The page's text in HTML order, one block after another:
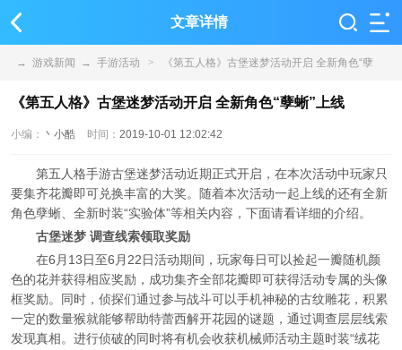
文章详情
→ 游戏新闻 → 手游活动 > 《第五人格》古堡迷梦活动开启 全新角色“孽
蜥”上线
《第五人格》古堡迷梦活动开启 全新角色“孽蜥”上线
小编： 丶小酷 时间： 2019-10-01 12:02:42
第五人格手游古堡迷梦活动近期正式开启，在本次活动中玩家只
要集齐花瓣即可兑换丰富的大奖。随着本次活动一起上线的还有全新
角色孽蜥、全新时装“实验体”等相关内容，下面请看详细的介绍。
古堡迷梦 调查线索领取奖励
在6月13日至6月22日活动期间，玩家每日可以捡起一瓣随机颜
色的花并获得相应奖励，成功集齐全部花瓣即可获得活动专属的头像
框奖励。同时，侦探们通过参与战斗可以手机神秘的古纹雕花，积累
一定的数量猴就能够帮助特蕾西解开花园的谜题，通过调查层层线索
发现真相。进行侦破的同时将有机会收获机械师活动主题时装“绒花